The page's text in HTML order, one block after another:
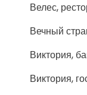
Велес,
Вечный
Виктория,
Виктория,